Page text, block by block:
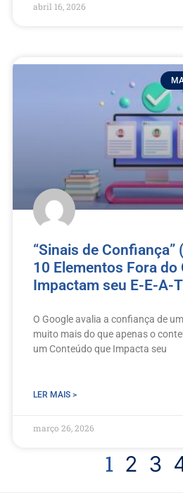
abril 16, 2026
“Sinais de
10 Elementos Fora do
Impactam seu E-E-A-T
O Google avalia a confiança de
muito mais do que apenas o
um Conteúdo que Impacta seu
LER MAIS >
março 26, 2026
1 2 3